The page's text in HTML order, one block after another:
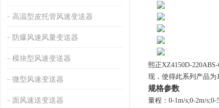
高温型皮托管风速变送器
防爆风速风量变送器
模块型风速变送器
微型风速变送器
面风速送变送器
熙正XZ4150D-
现，使得此系列产品为
规格参数
量程：0-1m/s;0-2m/s;0-